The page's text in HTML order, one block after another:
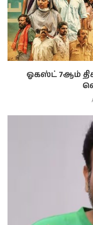
ஓகஸ்ட் 7ஆம்